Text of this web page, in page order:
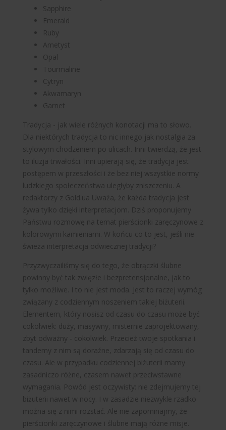
Sapphire
Emerald
Ruby
Ametyst
Opal
Tourmaline
Cytryn
Akwamaryn
Garnet
Tradycja - jak wiele różnych konotacji ma to słowo.
Dla niektórych tradycja to nic innego jak nostalgia za
stylowym chodzeniem po ulicach. Inni twierdzą, że jest
to iluzja trwałości. Inni upierają się, że tradycja jest
postępem w przeszłości i że bez niej wszystkie normy
ludzkiego społeczeństwa uległyby zniszczeniu. A
redaktorzy z Gold.ua Uważa, że każda tradycja jest
żywa tylko dzięki interpretacjom. Dziś proponujemy
Państwu rozmowę na temat pierścionki zaręczynowe z
kolorowymi kamieniami . W końcu co to jest, jeśli nie
świeża interpretacja odwiecznej tradycji?
Przyzwyczailiśmy się do tego, że obrączki ślubne
powinny być tak zwięzłe i bezpretensjonalne, jak to
tylko możliwe. I to nie jest moda. Jest to raczej wymóg
związany z codziennym noszeniem takiej biżuterii.
Elementem, który nosisz od czasu do czasu może być
cokolwiek: duży, masywny, misternie zaprojektowany,
zbyt odważny - cokolwiek. Przecież twoje spotkania i
tandemy z nim są doraźne, zdarzają się od czasu do
czasu. Ale w przypadku codziennej biżuterii mamy
zasadniczo różne, czasem nawet przeciwstawne
wymagania. Powód jest oczywisty: nie zdejmujemy tej
biżuterii nawet w nocy. I w zasadzie niezwykle rzadko
można się z nimi rozstać. Ale nie zapominajmy, że
pierścionki zaręczynowe i ślubne mają różne misje.